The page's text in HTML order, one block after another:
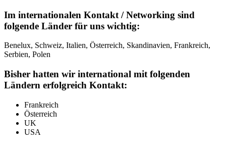
Im internationalen Kontakt / Networking sind
folgende Länder für uns wichtig:
Benelux, Schweiz, Italien, Österreich, Skandinavien, Frankreich,
Serbien, Polen
Bisher hatten wir international mit folgenden
Ländern erfolgreich Kontakt:
Frankreich
Österreich
UK
USA